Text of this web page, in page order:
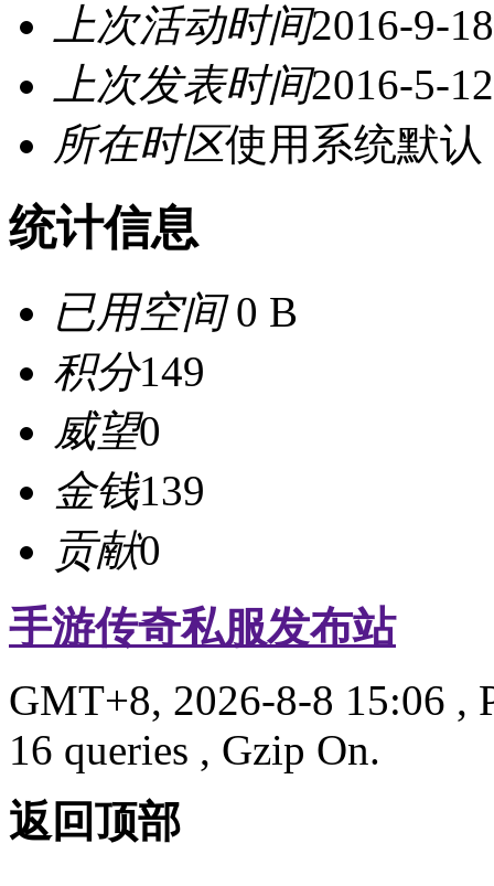
上次活动时间2016-9-
上次发表时间2016-5-
所在时区使用系统默认
统计信息
已用空间0 B
积分149
威望0
金钱139
贡献0
手游传奇私服发布站
GMT+8, 2026-8-8 15:06 ,
16 queries , Gzip On.
返回顶部